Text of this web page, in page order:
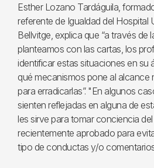
Esther Lozano Tardáguila,
referente de Igualdad del Hospital
Bellvitge, explica que “a través de
planteamos con las cartas, los
identificar estas situaciones en su
qué mecanismos pone al alcance
para erradicarlas”. "En algunos
sienten reflejadas en alguna de
les sirve para tomar conciencia
recientemente aprobado para
tipo de conductas y/o